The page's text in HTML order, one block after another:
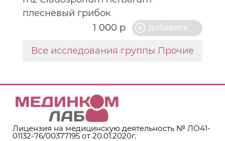
плесневый грибок
1 000 р
Все исследования группы Прочие
Лицензия на медицинскую деятельность № ЛО41-
01132-76/00377195 от 20.01.2020г.